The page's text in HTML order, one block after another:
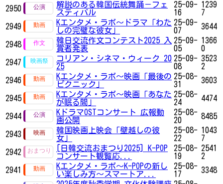
2950
解説のある韓国伝統舞踊－フェ
スティバル
25-09-
16
1239
7
2949
Kエンタメ・ラボ～ドラマ「わた
しの完璧な彼女」
25-09-
07
3644
2948
韓日交流作文コンテスト2025 入
賞者発表
25-09-
05
1366
0
2947
コリアン・シネマ・ウィーク 20
25
25-09-
08
3523
2
2946
Kエンタメ・ラボ～映画「最後の
ピクニック」
25-08-
31
3603
2945
Kエンタメ・ラボ～映画「あなた
が眠る間」
25-08-
24
4474
2944
KドラマOSTコンサート 広報動
画公開
25-08-
20
8485
2943
韓国映画上映会「壁越しの彼
女」
25-08-
22
1043
7
2942
[日韓交流おまつり2025] K-POP
コンサート観覧応...
25-08-
19
2541
2
2941
Kエンタメ・ラボ～K-POPの新し
い楽しみ方～スマートア...
25-08-
17
3348